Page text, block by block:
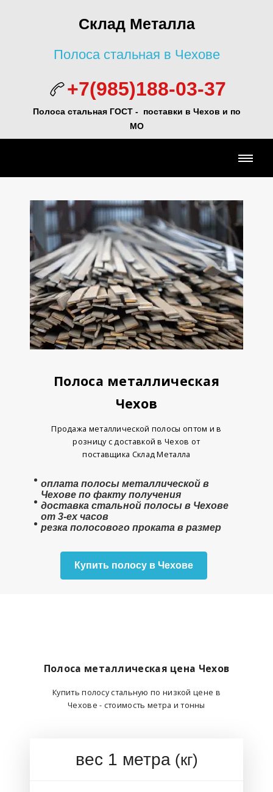
Склад Металла
Полоса стальная в Чехове
+7(985)188-03-37
Полоса стальная ГОСТ - поставки в Чехов и по
МО
Полоса металлическая
Чехов
Продажа металлической полосы оптом и в
розницу с доставкой в Чехов от
поставщика Склад Металла
оплата полосы металлической в
Чехове по факту получения
доставка стальной полосы в Чехове
от 3-ех часов
резка полосового проката в размер
Купить полосу в Чехове
Полоса металлическая цена Чехов
Купить полосу стальную по низкой цене в
Чехове - стоимость метра и тонны
вес 1 метра(кг)